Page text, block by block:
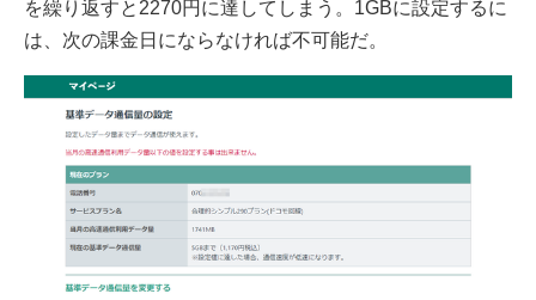
を繰り返すと2270円に達してしまう。1GBに設定するに
は、次の課金日にならなければ不可能だ。